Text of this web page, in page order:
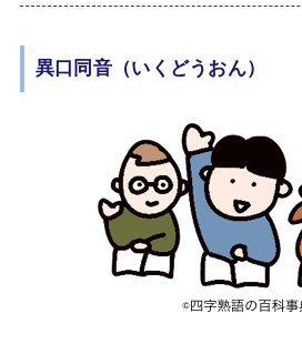
異口同音（いくどうおん）